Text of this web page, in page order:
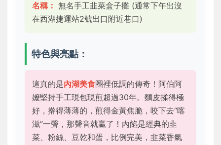
名稱： 無名手工韭菜盒子攤 (通常下午出沒
在西湖捷運站2號出口附近巷口)
特色與亮點：
這真的是內湖美食圈裡低調的傳奇！阿伯阿
嬤堅持手工現包現煎超過30年。麵皮揉得極
好，擀得薄薄的，煎得金黃焦脆，咬下去“喀
滋”一聲，那聲音就贏了！內餡是經典的韭
菜、粉絲、豆乾和蛋，比例完美，韭菜香氣